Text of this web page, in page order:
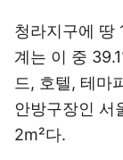
청라지구에 땅
계는 이 중
드, 호텔, 테마
안방구장인 서
2m²다.